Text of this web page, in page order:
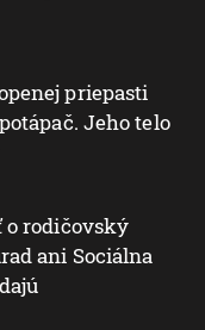
priepasti
Jeho telo
o rodičovský
ani Sociálna